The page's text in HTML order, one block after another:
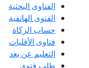
الفتاوى البحثية
الفتوى الهاتفية
حساب الزكاة
فتاوى الأقليات
التعليم عن بعد
طلب فتوى